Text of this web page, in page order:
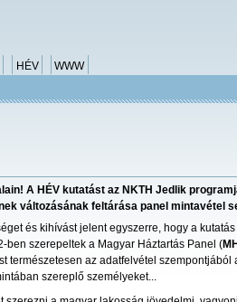
HÉV WWW
A HÉV kutatást az NKTH Jedlik
változásának feltárása panel mintavétel
és kihívást jelent egyszerre, hogy a
ben szerepeltek a Magyar Háztartás Panel (
természetesen az adatfelvétel szempontjából
szereplő személyeket...